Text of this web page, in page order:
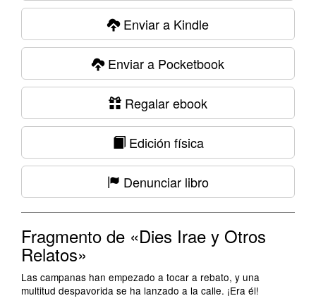
Enviar a Kindle
Enviar a Pocketbook
Regalar ebook
Edición física
Denunciar libro
Fragmento de «Dies Irae y Otros
Relatos»
Las campanas han empezado a tocar a rebato, y una
multitud despavorida se ha lanzado a la calle. ¡Era él!